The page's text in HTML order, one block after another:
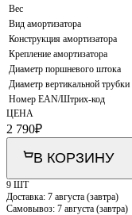
Вес
Вид амортизатора
Конструкция амортизатора
Крепление амортизатора
Диаметр поршневого штока
Диаметр вертикальной трубки
Номер EAN/Штрих-код
ЦЕНА
2 790₽
В КОРЗИНУ
9 ШТ
Доставка: 7 августа (завтра)
Самовывоз: 7 августа (завтра)